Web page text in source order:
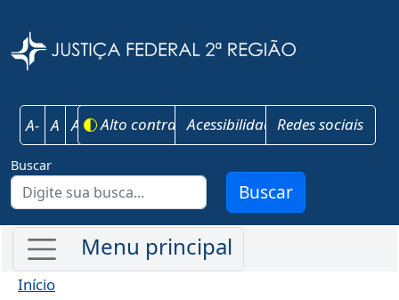
A- A A+ Alto contrasteAcessibilidadeRedes sociais
Buscar
Buscar
Início